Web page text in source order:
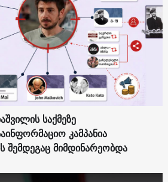
საქმეზე
კამპანია
შემდეგაც მიმდინარეობდა